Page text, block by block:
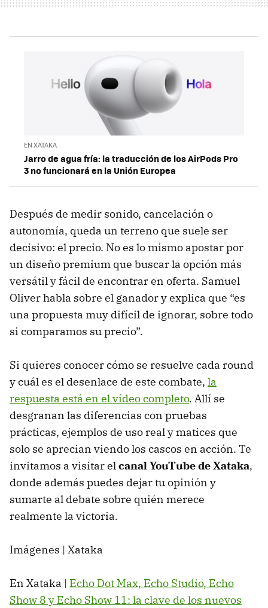
EN XATAKA
Jarro de agua fría: la traducción de los AirPods Pro
3 no funcionará en la Unión Europea
Después de medir sonido, cancelación o
autonomía, queda un terreno que suele ser
decisivo: el precio. No es lo mismo apostar por
un diseño premium que buscar la opción más
versátil y fácil de encontrar en oferta. Samuel
Oliver habla sobre el ganador y explica que “es
una propuesta muy difícil de ignorar, sobre todo
si comparamos su precio”.
Si quieres conocer cómo se resuelve cada round
y cuál es el desenlace de este combate, la
respuesta está en el vídeo completo. Allí se
desgranan las diferencias con pruebas
prácticas, ejemplos de uso real y matices que
solo se aprecian viendo los cascos en acción. Te
invitamos a visitar elcanal YouTube de Xataka,
donde además puedes dejar tu opinión y
sumarte al debate sobre quién merece
realmente la victoria.
Imágenes | Xataka
En Xataka | Echo Dot Max, Echo Studio, Echo
Show 8 y Echo Show 11: la clave de los nuevos